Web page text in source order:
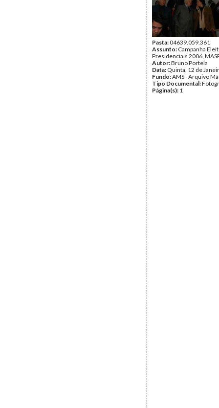
Pasta:04639.059.361
Assunto: Campanha
Presidenciais 2006,
Autor:Bruno Portela
Data: Quinta, 12 de
Fundo:AMS - Arquivo
Tipo Documental:
Página(s): 1